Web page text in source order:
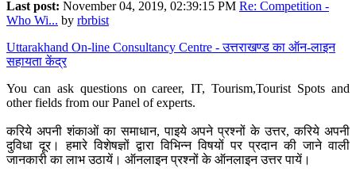
Last post: November 04, 2019, 02:39:15 PM Re: Competition -
Who Wi... by rbrbist
Uttarakhand On-line Consultancy Centre - उत्तराखण्ड का ऑन-लाइन
सहायता केंद्र
You can ask questions on career, IT, Tourism,Tourist Spots and
other fields from our Panel of experts.
करिये अपनी शंकाओं का समाधान, पाइये अपने प्रश्नों के उत्तर, करिये अपनी
दुविधा दूर। हमारे विशेषज्ञों द्वारा विभिन्न विषयों पर प्रदान की जाने वाली
जानकारी का लाभ उठायें। ऑनलाइन प्रश्नों के ऑनलाइन उत्तर पायें।